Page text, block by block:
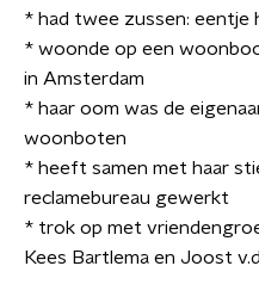
* had twee zussen: eentje
* woonde op een
in Amsterdam
* haar oom was de
woonboten
* heeft samen met haar
reclamebureau gewerkt
* trok op met
Kees Bartlema en Joost